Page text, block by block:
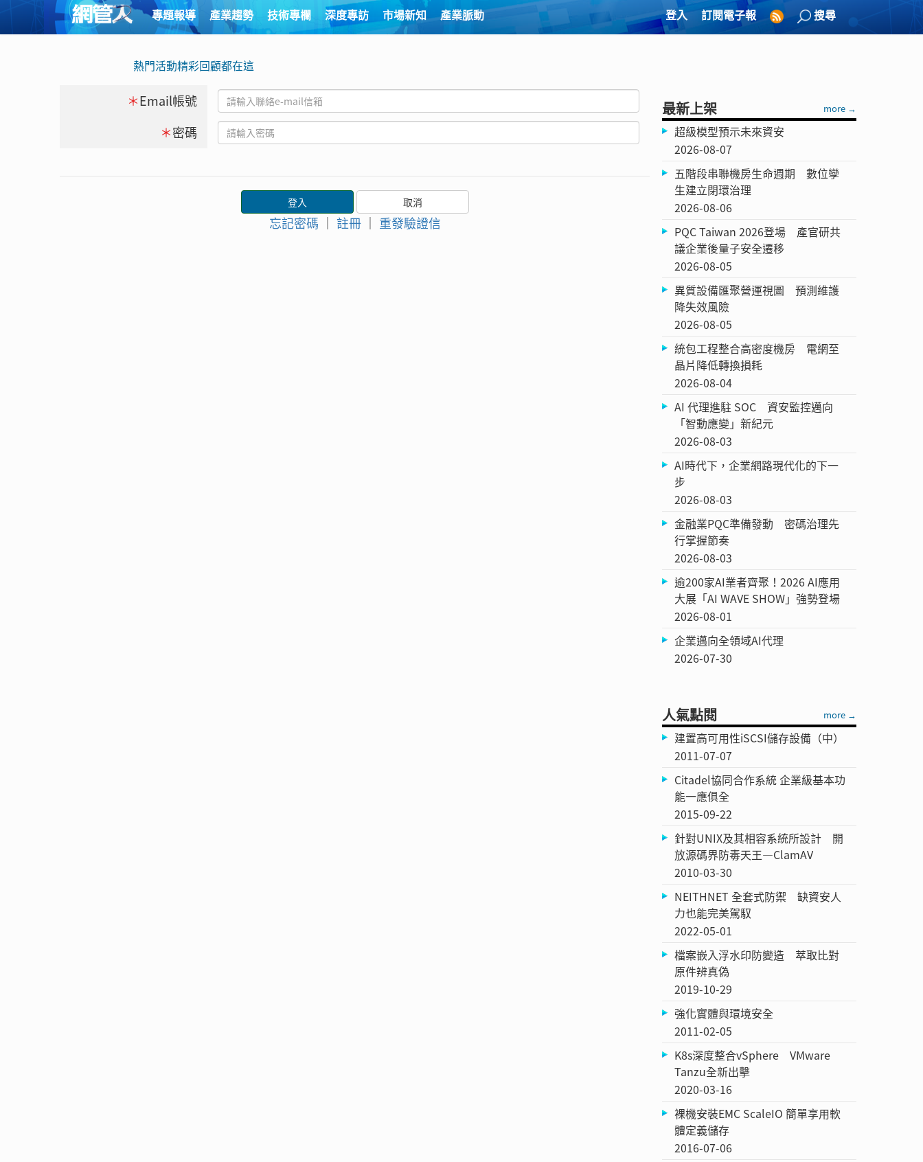
專題報導 產業趨勢 技術專欄 深度專訪 市場新知 產業脈動 登入 訂閱電子報 搜尋
熱門活動精彩回顧都在這
＊Email帳號
＊密碼
忘記密碼 ｜ 註冊 ｜ 重發驗證信
最新上架 more →
超級模型預示未來資安
2026-08-07
五階段串聯機房生命週期 數位孿
生建立閉環治理
2026-08-06
PQC Taiwan 2026登場 產官研共
議企業後量子安全遷移
2026-08-05
異質設備匯聚營運視圖 預測維護
降失效風險
2026-08-05
統包工程整合高密度機房 電網至
晶片降低轉換損耗
2026-08-04
AI 代理進駐 SOC 資安監控邁向
「智動應變」新紀元
2026-08-03
AI時代下，企業網路現代化的下一
步
2026-08-03
金融業PQC準備發動 密碼治理先
行掌握節奏
2026-08-03
逾200家AI業者齊聚！2026 AI應用
大展「AI WAVE SHOW」強勢登場
2026-08-01
企業邁向全領域AI代理
2026-07-30
人氣點閱 more →
建置高可用性iSCSI儲存設備（中）
2011-07-07
Citadel協同合作系統 企業級基本功
能一應俱全
2015-09-22
針對UNIX及其相容系統所設計 開
放源碼界防毒天王—ClamAV
2010-03-30
NEITHNET 全套式防禦 缺資安人
力也能完美駕馭
2022-05-01
檔案嵌入浮水印防變造 萃取比對
原件辨真偽
2019-10-29
強化實體與環境安全
2011-02-05
K8s深度整合vSphere VMware
Tanzu全新出擊
2020-03-16
裸機安裝EMC ScaleIO 簡單享用軟
體定義儲存
2016-07-06